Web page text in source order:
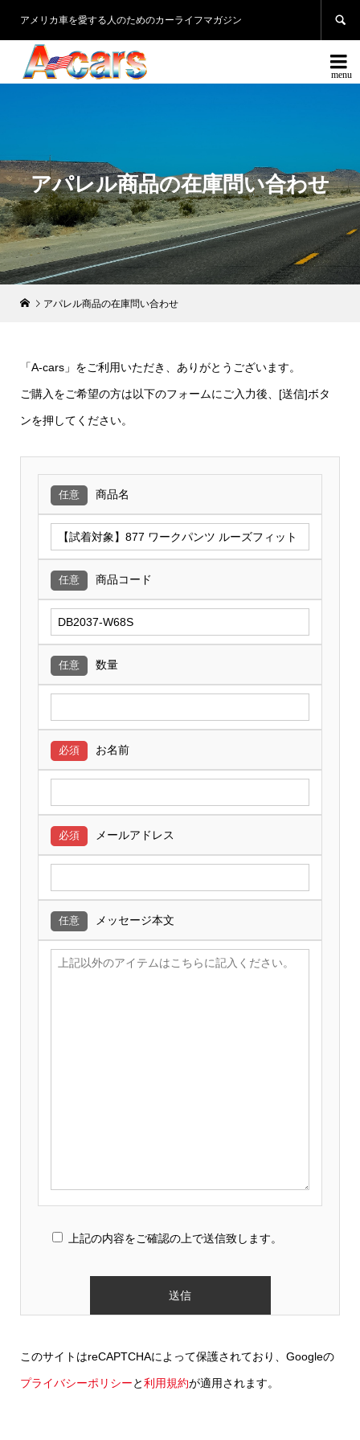
アメリカ車を愛する人のためのカーライフマガジン 

アパレル商品の在庫問い合わせ
アパレル商品の在庫問い合わせ
「A-cars」をご利用いただき、ありがとうございます。
ご購入をご希望の方は以下のフォームにご入力後、[送信]ボタ
ンを押してください。
任意 商品名
任意 商品コード
任意 数量
必須 お名前
必須 メールアドレス
任意 メッセージ本文
このフィールドは空のままにしてください。
上記の内容をご確認の上で送信致します。
このサイトはreCAPTCHAによって保護されており、Googleの
プライバシーポリシーと利用規約が適用されます。